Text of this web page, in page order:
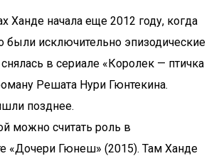
Ханде начала еще 2012 году, когда
были исключительно эпизодические
в сериале «Королек — птичка
Решата Нури Гюнтекина.
позднее.
можно считать роль в
«Дочери Гюнеш» (2015). Там Ханде